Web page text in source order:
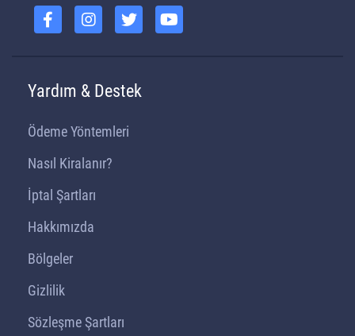
Yardım & Destek
Ödeme Yöntemleri
Nasıl Kiralanır?
İptal Şartları
Hakkımızda
Bölgeler
Gizlilik
Sözleşme Şartları